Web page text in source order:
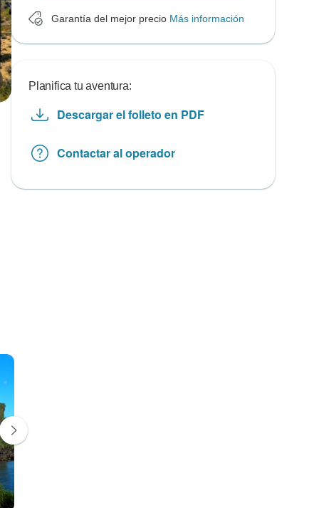
Garantía del mejor precio Más información
Planifica tu aventura:
Descargar el folleto en PDF
Contactar al operador